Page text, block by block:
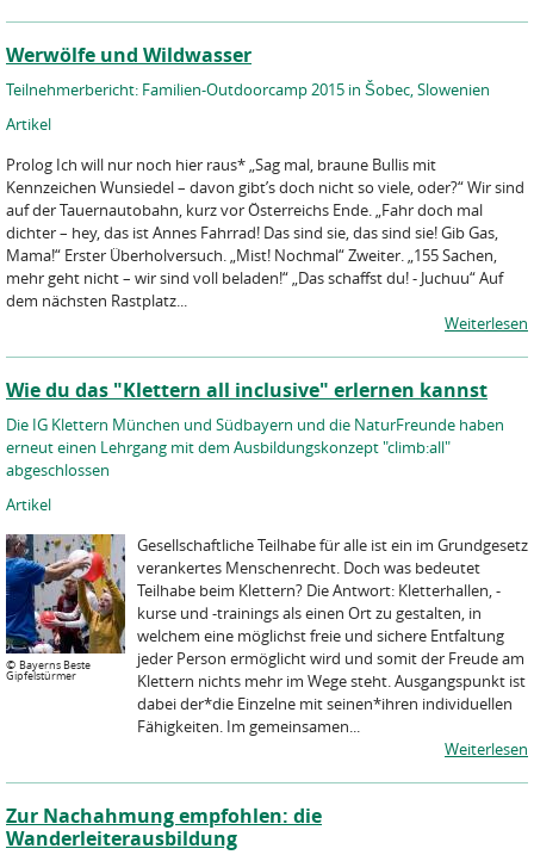
Werwölfe und Wildwasser
Teilnehmerbericht: Familien-Outdoorcamp 2015 in Šobec, Slowenien
Artikel
Prolog Ich will nur noch hier raus* „Sag mal, braune Bullis mit
Kennzeichen Wunsiedel – davon gibt’s doch nicht so viele, oder?“ Wir sind
auf der Tauernautobahn, kurz vor Österreichs Ende. „Fahr doch mal
dichter – hey, das ist Annes Fahrrad! Das sind sie, das sind sie! Gib Gas,
Mama!“ Erster Überholversuch. „Mist! Nochmal“ Zweiter. „155 Sachen,
mehr geht nicht – wir sind voll beladen!“ „Das schaffst du! - Juchuu“ Auf
dem nächsten Rastplatz...
Weiterlesen
Wie du das "Klettern all inclusive" erlernen kannst
Die IG Klettern München und Südbayern und die NaturFreunde haben
erneut einen Lehrgang mit dem Ausbildungskonzept "climb:all"
abgeschlossen
Artikel
© Bayerns Beste
Gipfelstürmer
Gesellschaftliche Teilhabe für alle ist ein im Grundgesetz
verankertes Menschenrecht. Doch was bedeutet
Teilhabe beim Klettern? Die Antwort: Kletterhallen, -
kurse und -trainings als einen Ort zu gestalten, in
welchem eine möglichst freie und sichere Entfaltung
jeder Person ermöglicht wird und somit der Freude am
Klettern nichts mehr im Wege steht. Ausgangspunkt ist
dabei der*die Einzelne mit seinen*ihren individuellen
Fähigkeiten. Im gemeinsamen...
Weiterlesen
Zur Nachahmung empfohlen: die
Wanderleiterausbildung